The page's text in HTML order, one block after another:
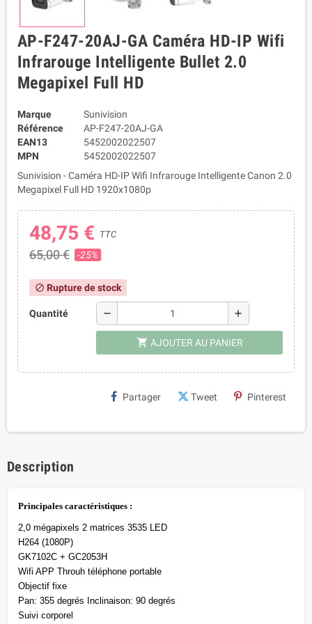
AP-F247-20AJ-GA Caméra HD-IP Wifi
Infrarouge Intelligente Bullet 2.0
Megapixel Full HD
Marque
Sunivision
Référence
AP-F247-20AJ-GA
EAN13
5452002022507
MPN
5452002022507
Sunivision - Caméra HD-IP Wifi Infrarouge Intelligente Canon 2.0
Megapixel Full HD 1920x1080p
48,75 € TTC
65,00 € -25%
block Rupture de stock
Quantité remove add
shopping_cart AJOUTER AU PANIER
Partager Tweet Pinterest
Description
Principales caractéristiques :
2,0 mégapixels 2 matrices 3535 LED
H264 (1080P)
GK7102C + GC2053H
Wifi APP Throuh téléphone portable
Objectif fixe
Pan: 355 degrés Inclinaison: 90 degrés
Suivi corporel